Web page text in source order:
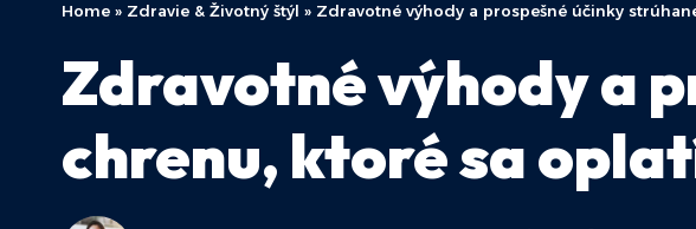
Home » Zdravie & Životný štýl » Zdravotné výhody a prospešné účinky
Zdravotné výhody a
chrenu, ktoré sa